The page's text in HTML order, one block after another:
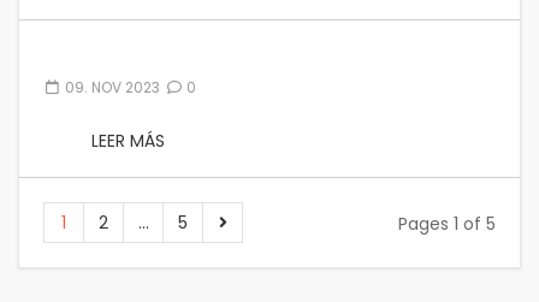
09. NOV 2023 0
LEER MÁS
Pages 1 of 5
1 2 … 5